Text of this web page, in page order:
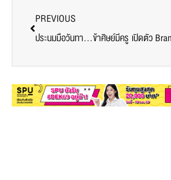
PREVIOUS
ประนมมือวันทา…ข้าศิษย์มีครู